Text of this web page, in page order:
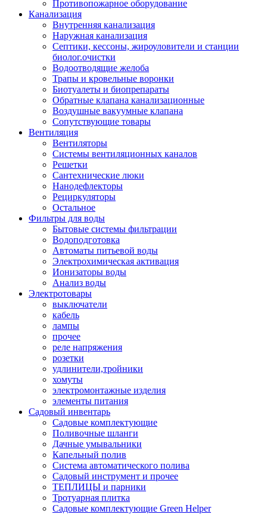
Противопожарное оборудование
Канализация
Внутренняя канализация
Наружная канализация
Септики, кессоны, жироуловители и станции
биолог.очистки
Водоотводящие желоба
Трапы и кровельные воронки
Биотуалеты и биопрепараты
Обратные клапана канализационные
Воздушные вакуумные клапана
Сопутствующие товары
Вентиляция
Вентиляторы
Системы вентиляционных каналов
Решетки
Сантехнические люки
Нанодефлекторы
Рециркуляторы
Остальное
Фильтры для воды
Бытовые системы фильтрации
Водоподготовка
Автоматы питьевой воды
Электрохимическая активация
Ионизаторы воды
Анализ воды
Электротовары
выключатели
кабель
лампы
прочее
реле напряжения
розетки
удлинители,тройники
хомуты
электромонтажные изделия
элементы питания
Садовый инвентарь
Садовые комплектующие
Поливочные шланги
Дачные умывальники
Капельный полив
Система автоматического полива
Садовый инструмент и прочее
ТЕПЛИЦЫ и парники
Тротуарная плитка
Садовые комплектующие Green Helper